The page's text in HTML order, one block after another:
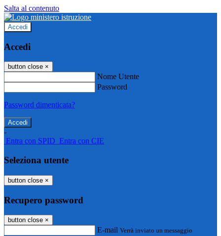
Salta al contenuto
Accedi
Accedi
button close ×
Nome Utente
Password
Password dimenticata?
-
Entra con SPID Entra con CIE
Seleziona utente
button close ×
Recupero password
button close ×
E-mail Verrà inviato un messaggio